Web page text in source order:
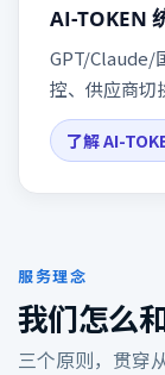
AI-TOKEN
GPT/Claude/
控、供应商切
了解 AI-
服务理念
我们怎么
三个原则，贯穿